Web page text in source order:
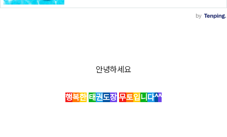
안녕하세요
행복한 태권도장 무토입니 다^^